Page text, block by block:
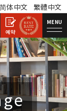
简体中文 繁體中文
예약
MENU